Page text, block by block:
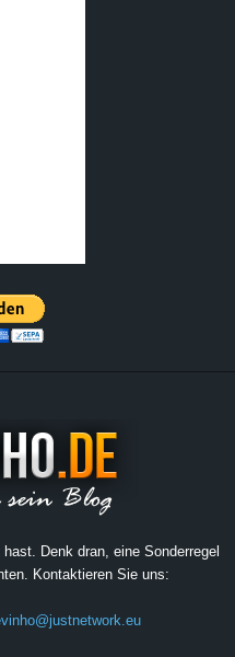
Denk dran, eine Sonderregel
Kontaktieren Sie uns: